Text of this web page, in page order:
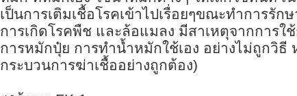
เป็นการเติมเชื้อโรคเข้าไปเรื่อยๆขณะทำการรัก
การเกิดโรคพืช และล้อแมลง มีสาเหตุจากการใ
การหมักปุ๋ย การทำน้ำหมักใช้เอง อย่างไม่ถูกวิธี
กระบวนการฆ่าเชื้ออย่างถูกต้อง)